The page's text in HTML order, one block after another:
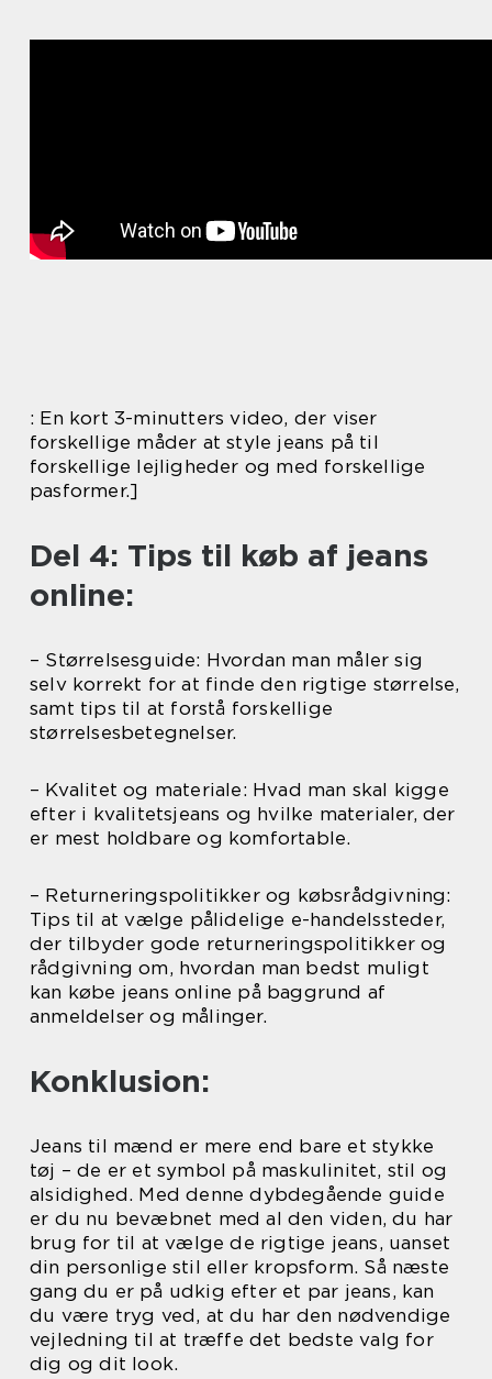
: En kort 3-minutters video, der viser
forskellige måder at style jeans på til
forskellige lejligheder og med forskellige
pasformer.]
Del 4: Tips til køb af jeans
online:
– Størrelsesguide: Hvordan man måler sig
selv korrekt for at finde den rigtige størrelse,
samt tips til at forstå forskellige
størrelsesbetegnelser.
– Kvalitet og materiale: Hvad man skal kigge
efter i kvalitetsjeans og hvilke materialer, der
er mest holdbare og komfortable.
– Returneringspolitikker og købsrådgivning:
Tips til at vælge pålidelige e-handelssteder,
der tilbyder gode returneringspolitikker og
rådgivning om, hvordan man bedst muligt
kan købe jeans online på baggrund af
anmeldelser og målinger.
Konklusion:
Jeans til mænd er mere end bare et stykke
tøj – de er et symbol på maskulinitet, stil og
alsidighed. Med denne dybdegående guide
er du nu bevæbnet med al den viden, du har
brug for til at vælge de rigtige jeans, uanset
din personlige stil eller kropsform. Så næste
gang du er på udkig efter et par jeans, kan
du være tryg ved, at du har den nødvendige
vejledning til at træffe det bedste valg for
dig og dit look.